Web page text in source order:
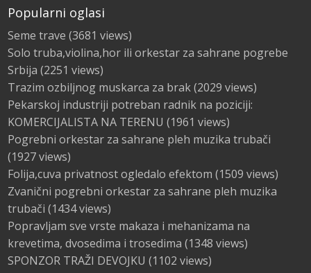
Popularni oglasi
Seme trave (3681 views)
Solo truba,violina,hor ili orkestar za sahrane pogrebe
Srbija (2251 views)
Trazim ozbiljnog muskarca za brak(2029 views)
Pekarskoj industriji potreban radnik na poziciji:
KOMERCIJALISTA NA TERENU (1961 views)
Pogrebni orkestar za sahrane pleh muzika trubači
(1927 views)
Folija,cuva privatnost ogledalo efektom (1509 views)
Zvanični pogrebni orkestar za sahrane pleh muzika
trubači (1434 views)
Popravljam sve vrste makaza i mehanizama na
krevetima, dvosedima i trosedima (1348 views)
SPONZOR TRAŽI DEVOJKU (1102 views)